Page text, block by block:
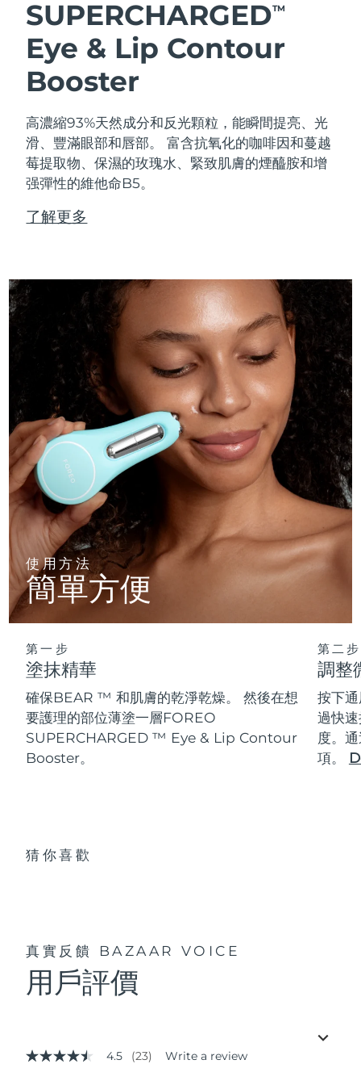
SUPERCHARGEDTM
Eye & Lip Contour
Booster
高濃縮93%天然成分和反光顆粒，能瞬間提亮、光
滑、豐滿眼部和唇部。 富含抗氧化的咖啡因和蔓越
莓提取物、保濕的玫瑰水、緊致肌膚的煙醯胺和增
强彈性的維他命B5。
了解更多
使用方法
簡單方便
第一步
塗抹精華
確保BEAR ™ 和肌膚的乾淨乾燥。 然後在想
要護理的部位薄塗一層FOREO
SUPERCHARGED ™ Eye & Lip Contour
Booster。
第二步
調整
按下
過快
度。
項。
猜你喜歡
真實反饋 BAZAAR VOICE
用戶評價
4.5
4.5 (23) Write a review